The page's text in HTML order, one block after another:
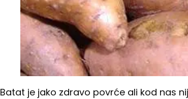
Batat je jako zdravo povrće ali kod nas